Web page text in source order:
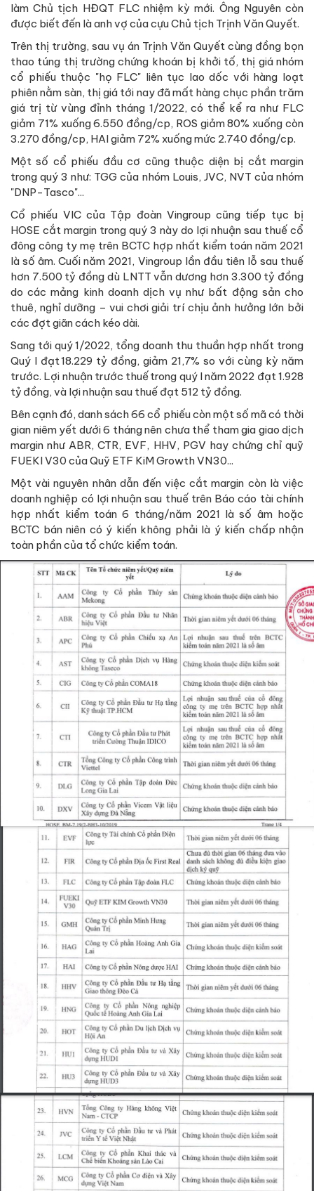
làm Chủ tịch HĐQT FLC nhiệm kỳ mới. Ông Nguyên còn
được biết đến là anh vợ của cựu Chủ tịch Trịnh Văn Quyết.
Trên thị trường, sau vụ án Trịnh Văn Quyết cùng đồng bọn
thao túng thị trường chứng khoán bị khởi tố, thị giá nhóm
cổ phiếu thuộc "họ FLC" liên tục lao dốc với hàng loạt
phiên nằm sàn, thị giá tới nay đã mất hàng chục phần trăm
giá trị từ vùng đỉnh tháng 1/2022, có thể kể ra như FLC
giảm 71% xuống 6.550 đồng/cp, ROS giảm 80% xuống còn
3.270 đồng/cp, HAI giảm 72% xuống mức 2.740 đồng/cp.
Một số cổ phiếu đầu cơ cũng thuộc diện bị cắt margin
trong quý 3 như: TGG của nhóm Louis, JVC, NVT của nhóm
"DNP-Tasco"...
Cổ phiếu VIC của Tập đoàn Vingroup cũng tiếp tục bị
HOSE cắt margin trong quý 3 này do lợi nhuận sau thuế cổ
đông công ty mẹ trên BCTC hợp nhất kiểm toán năm 2021
là số âm. Cuối năm 2021, Vingroup lần đầu tiên lỗ sau thuế
hơn 7.500 tỷ đồng dù LNTT vẫn dương hơn 3.300 tỷ đồng
do các mảng kinh doanh dịch vụ như bất động sản cho
thuê, nghỉ dưỡng – vui chơi giải trí chịu ảnh hưởng lớn bởi
các đợt giãn cách kéo dài.
Sang tới quý 1/2022, tổng doanh thu thuần hợp nhất trong
Quý I đạt 18.229 tỷ đồng, giảm 21,7% so với cùng kỳ năm
trước. Lợi nhuận trước thuế trong quý I năm 2022 đạt 1.928
tỷ đồng, và lợi nhuận sau thuế đạt 512 tỷ đồng.
Bên cạnh đó, danh sách 66 cổ phiếu còn một số mã có thời
gian niêm yết dưới 6 tháng nên chưa thể tham gia giao dịch
margin như ABR, CTR, EVF, HHV, PGV hay chứng chỉ quỹ
FUEKI V30 của Quỹ ETF KiM Growth VN30...
Một vài nguyên nhân dẫn đến việc cắt margin còn là việc
doanh nghiệp có lợi nhuận sau thuế trên Báo cáo tài chính
hợp nhất kiểm toán 6 tháng/năm 2021 là số âm hoặc
BCTC bán niên có ý kiến không phải là ý kiến chấp nhận
toàn phần của tổ chức kiểm toán.